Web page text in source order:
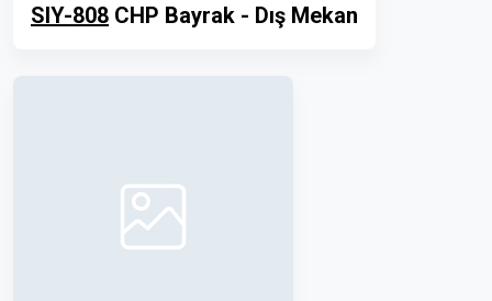
SIY-808 CHP Bayrak - Dış Mekan